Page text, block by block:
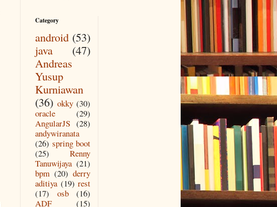
Category
android (53)
java
(47)
Andreas
Yusup
Kurniawan
(36) okky (30)
oracle
(29)
AngularJS (28)
andywiranata
(26) spring boot
(25)
Renny
Tanuwijaya (21)
bpm (20) derry
aditiya (19) rest
(17)
osb
(16)
ADF
(15)